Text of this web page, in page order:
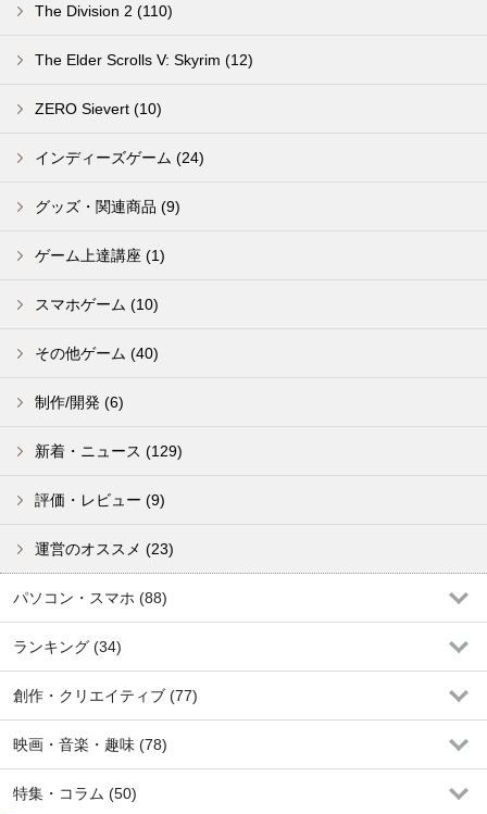
The Division 2 (110)
The Elder Scrolls V: Skyrim (12)
ZERO Sievert (10)
インディーズゲーム (24)
グッズ・関連商品 (9)
ゲーム上達講座 (1)
スマホゲーム (10)
その他ゲーム (40)
制作/開発 (6)
新着・ニュース (129)
評価・レビュー (9)
運営のオススメ (23)
パソコン・スマホ (88)
ランキング (34)
創作・クリエイティブ (77)
映画・音楽・趣味 (78)
特集・コラム (50)